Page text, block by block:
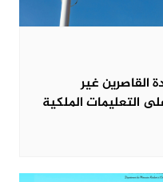
القاصرين غير
التعليمات الملكية